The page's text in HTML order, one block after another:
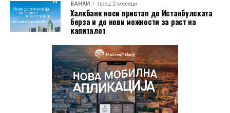
БАНКИ пред 2 месеци
Халкбанк носи пристап до Истанбулската
берза и до нови можности за раст на
капиталот